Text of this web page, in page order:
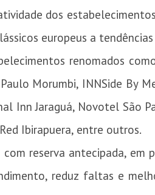
dos
europeus a
renomados
Morumbi, INNSide By
Inn Jaraguá, Novotel São
Ibirapuera, entre outros.
reserva antecipada, em
reduz faltas e